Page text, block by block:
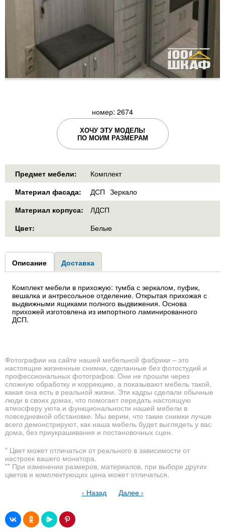
номер: 2674
ХОЧУ ЭТУ МОДЕЛЬ!
ПО МОИМ РАЗМЕРАМ
Предмет мебели:
Комплект
Материал фасада:
ДСП Зеркало
Материал корпуса:
ЛДСП
Цвет:
Белые
Group1
Описание (активная
вкладка)
Доставка
Комплект мебели в прихожую: тумба с зеркалом, пуфик,
вешалка и антресольное отделение. Открытая прихожая с
выдвижными ящиками полного выдвижения. Основа
прихожей изготовлена из импортного ламинированного
ДСП.
Фотографии на сайте нашей мебельной фабрики – это
настоящие жизненные снимки, сделанные без фотостудий и
профессиональных фотографов. Они не прошли через
сложную обработку и коррекцию, а показывают мебель такой,
какая она есть в реальной жизни. Эти кадры сделали обычные
люди в своих домах, что помогает передать настоящую
атмосферу уюта и функциональности нашей мебели в
повседневной обстановке. Мы верим, что такие снимки лучше
всего демонстрируют, как наша мебель будет выглядеть у вас
дома, без приукрашивания и постановочных сцен.
* Цвет может отличаться от реального в зависимости от
настроек вашего монитора.
** При изменении размеров, материалов, при выборе других
цветов и комплектующих цена может отличаться.
‹ Назад
Далее ›